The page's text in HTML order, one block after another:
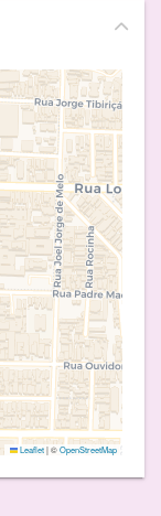
Leaflet|©OpenStreetMap